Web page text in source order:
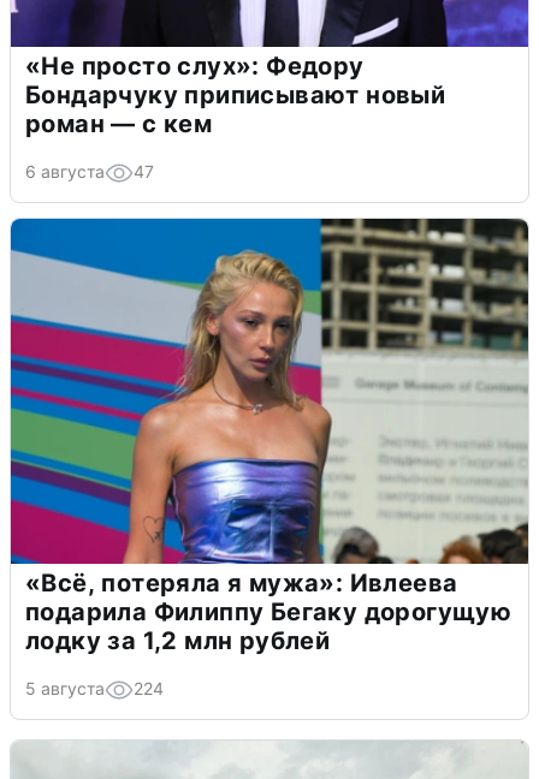
«Не просто слух»: Федору
Бондарчуку приписывают новый
роман — с кем
6 августа 47
«Всё, потеряла я мужа»: Ивлеева
подарила Филиппу Бегаку дорогущую
лодку за 1,2 млн рублей
5 августа 224